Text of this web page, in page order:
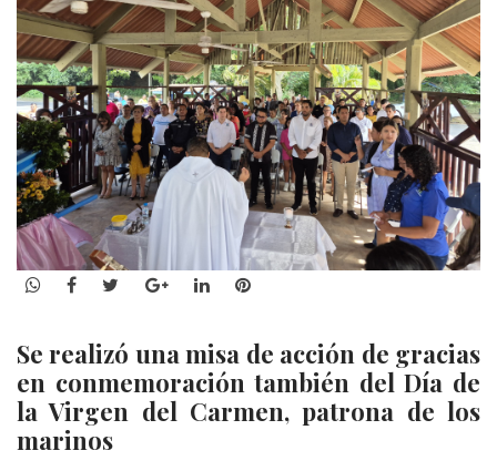
WhatsApp
Facebook
TwitterGoogle+LinkedInPinterest
Se realizó una misa de acción de gracias
en conmemoración también del Día de
la Virgen del Carmen, patrona de los
marinos